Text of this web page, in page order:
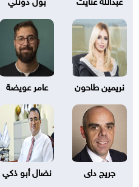
نريمين طاحون عامر عويضة
جريج داى نضال أبو ذكي